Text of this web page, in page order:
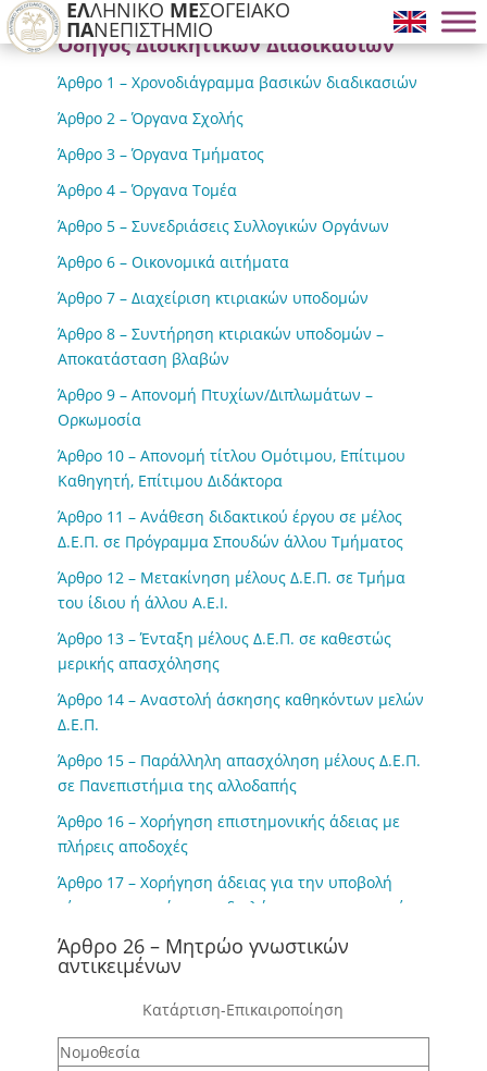
ΕΛΛΗΝΙΚΟ ΜΕΣΟΓΕΙΑΚΟ
ΠΑΝΕΠΙΣΤΗΜΙΟ
Οδηγός Διοικητικών Διαδικασιών
Άρθρο 1 – Χρονοδιάγραμμα βασικών διαδικασιών
Άρθρο 2 – Όργανα Σχολής
Άρθρο 3 – Όργανα Τμήματος
Άρθρο 4 – Όργανα Τομέα
Άρθρο 5 – Συνεδριάσεις Συλλογικών Οργάνων
Άρθρο 6 – Οικονομικά αιτήματα
Άρθρο 7 – Διαχείριση κτιριακών υποδομών
Άρθρο 8 – Συντήρηση κτιριακών υποδομών –
Αποκατάσταση βλαβών
Άρθρο 9 – Απονομή Πτυχίων/Διπλωμάτων –
Ορκωμοσία
Άρθρο 10 – Απονομή τίτλου Ομότιμου, Επίτιμου
Καθηγητή, Επίτιμου Διδάκτορα
Άρθρο 11 – Ανάθεση διδακτικού έργου σε μέλος
Δ.Ε.Π. σε Πρόγραμμα Σπουδών άλλου Τμήματος
Άρθρο 12 – Μετακίνηση μέλους Δ.Ε.Π. σε Τμήμα
του ίδιου ή άλλου Α.Ε.Ι.
Άρθρο 13 – Ένταξη μέλους Δ.Ε.Π. σε καθεστώς
μερικής απασχόλησης
Άρθρο 14 – Αναστολή άσκησης καθηκόντων μελών
Δ.Ε.Π.
Άρθρο 15 – Παράλληλη απασχόληση μέλους Δ.Ε.Π.
σε Πανεπιστήμια της αλλοδαπής
Άρθρο 16 – Χορήγηση επιστημονικής άδειας με
πλήρεις αποδοχές
Άρθρο 17 – Χορήγηση άδειας για την υποβολή
αίτησης κατοχύρωσης διπλώματος ευρεσιτεχνίας,
Άρθρο 18 – Άδεια άνευ αποδοχών μέλους Δ.Ε.Π.
Άρθρο 19 – Μετακίνηση μέλους Δ.Ε.Π. για
ερευνητικά σεμινάρια και έργα-προγράμματα που
Άρθρο 26 – Μητρώο γνωστικών
αντικειμένων
Κατάρτιση-Επικαιροποίηση
Νομοθεσία